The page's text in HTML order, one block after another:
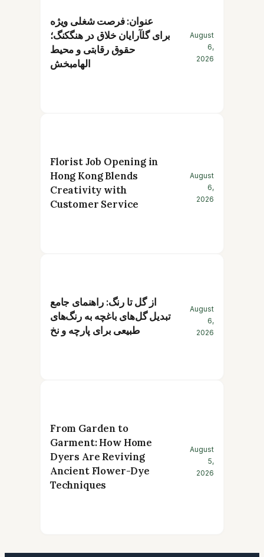
عنوان: فرصت شغلی ویژه
برای گلآرایان خلاق در هنگکنگ؛
حقوق رقابتی و محیط
الهامبخش
August
6,
2026
Florist Job Opening in
Hong Kong Blends
Creativity with
Customer Service
August
6,
2026
از گل تا رنگ: راهنمای جامع
تبدیل گل‌های باغچه به رنگ‌های
طبیعی برای پارچه و نخ
August
6,
2026
From Garden to
Garment: How Home
Dyers Are Reviving
Ancient Flower-Dye
Techniques
August
5,
2026